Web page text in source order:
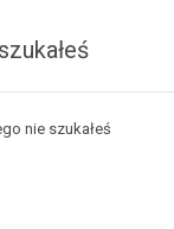
nie szukałeś